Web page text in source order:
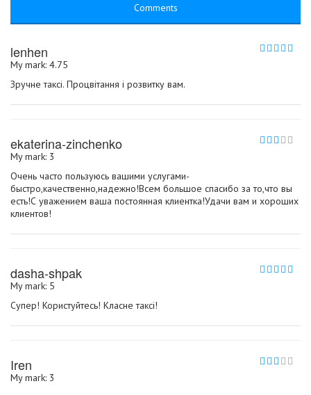
Comments
lenhen
My mark: 4.75
Зручне таксі. Процвітання і розвитку вам.
ekaterina-zinchenko
My mark: 3
Очень часто пользуюсь вашими услугами-
быстро,качественно,надежно!Всем большое спасибо за то,что вы
есть!С уважением ваша постоянная клиентка!Удачи вам и хороших
клиентов!
dasha-shpak
My mark: 5
Супер! Користуйтесь! Класне таксі!
Iren
My mark: 3